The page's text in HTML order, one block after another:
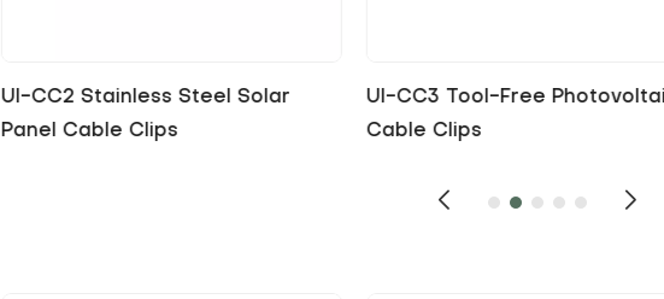
UI-CC3 Tool-Free Photovoltaic
Cable Clips
UI-CC4 Wholesale Stainless
Steel Solar Cable Clip